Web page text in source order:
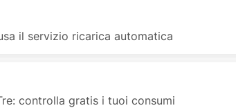
il servizio ricarica automatica
controlla gratis i tuoi consumi